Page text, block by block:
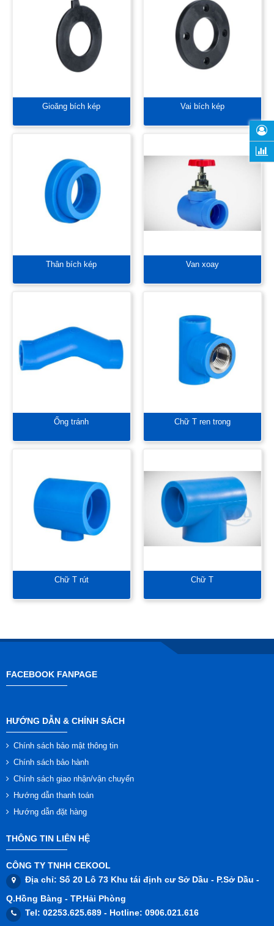
Gioăng bích kép Vai bích kép
Thân bích kép Van xoay
Ống tránh Chữ T ren trong
Chữ T rút Chữ T
FACEBOOK FANPAGE
HƯỚNG DẪN & CHÍNH SÁCH
Chính sách bảo mật thông tin
Chính sách bảo hành
Chính sách giao nhận/vận chuyển
Hướng dẫn thanh toán
Hướng dẫn đặt hàng
THÔNG TIN LIÊN HỆ
CÔNG TY TNHH CEKOOL
Địa chỉ: Số 20 Lô 73 Khu tái định cư Sở Dầu - P.Sở Dầu -
Q.Hồng Bàng - TP.Hải Phòng
Tel: 02253.625.689 - Hotline: 0906.021.616